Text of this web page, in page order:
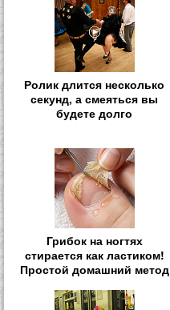
Ролик длится несколько
секунд, а смеяться вы
будете долго
Грибок на ногтях
стирается как ластиком!
Простой домашний метод